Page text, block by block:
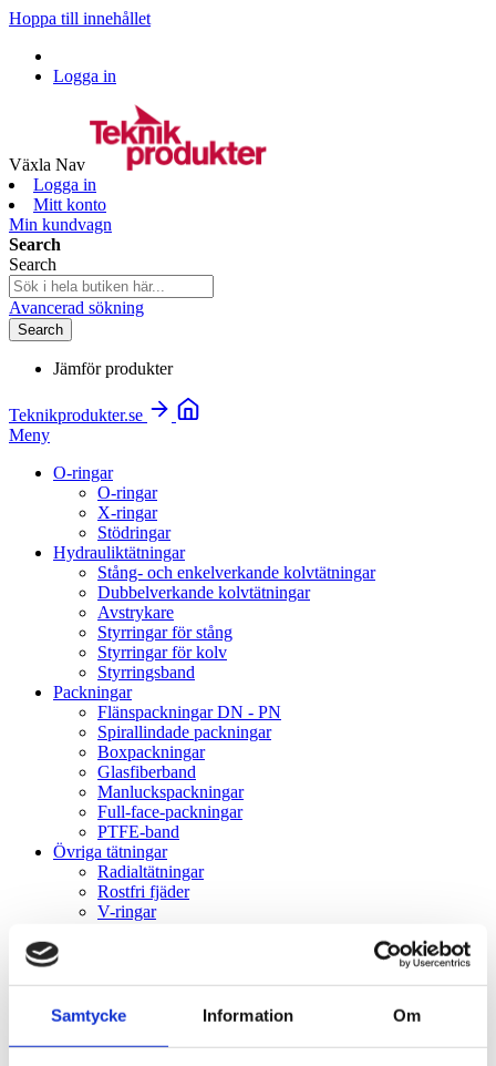
Samtycke Information Om
Hoppa till innehållet
Logga in
Växla Nav
Logga in
Mitt konto
Min kundvagn
Search
Search
Avancerad sökning
Search
Jämför produkter
Teknikprodukter.se
Meny
O-ringar
O-ringar
X-ringar
Stödringar
Hydrauliktätningar
Stång- och enkelverkande kolvtätningar
Dubbelverkande kolvtätningar
Avstrykare
Styrringar för stång
Styrringar för kolv
Styrringsband
Packningar
Flänspackningar DN - PN
Spirallindade packningar
Boxpackningar
Glasfiberband
Manluckspackningar
Full-face-packningar
PTFE-band
Övriga tätningar
Radialtätningar
Rostfri fjäder
V-ringar
Rullningslager
Spårkullager
Vinkelkontaktkullager